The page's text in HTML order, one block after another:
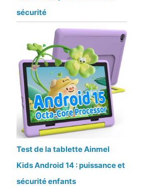
sécurité
Test de la tablette Ainmel
Kids Android 14 : puissance et
sécurité enfants